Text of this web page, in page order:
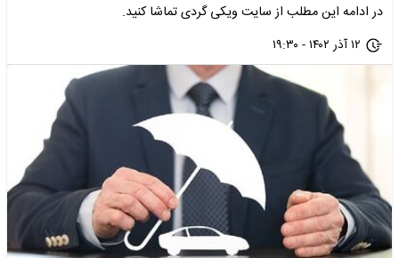
در ادامه این مطلب از سایت ویکی گردی تماشا کنید.
۱۲ آذر ۱۴۰۲ - ۱۹:۳۰